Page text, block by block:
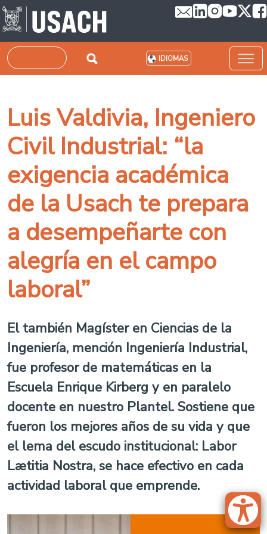
Pasar al contenido principal
Buscar IDIOMAS
Luis Valdivia, Ingeniero
Civil Industrial: “la
exigencia académica
de la Usach te prepara
a desempeñarte con
alegría en el campo
laboral”
El también Magíster en Ciencias de la
Ingeniería, mención Ingeniería Industrial,
fue profesor de matemáticas en la
Escuela Enrique Kirberg y en paralelo
docente en nuestro Plantel. Sostiene que
fueron los mejores años de su vida y que
el lema del escudo institucional: Labor
Lætitia Nostra, se hace efectivo en cada
actividad laboral que emprende.